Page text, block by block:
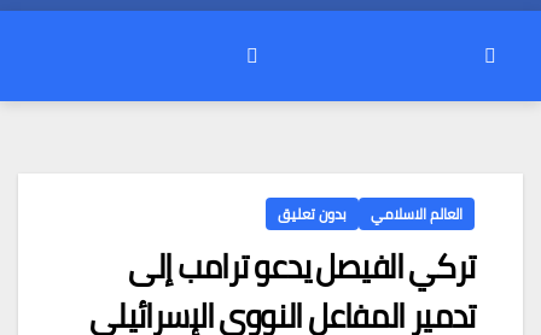
العالم الاسلامي بدون تعليق
تركي الفيصل يدعو ترامب إلى
تدمير المفاعل النووي الإسرائيلي